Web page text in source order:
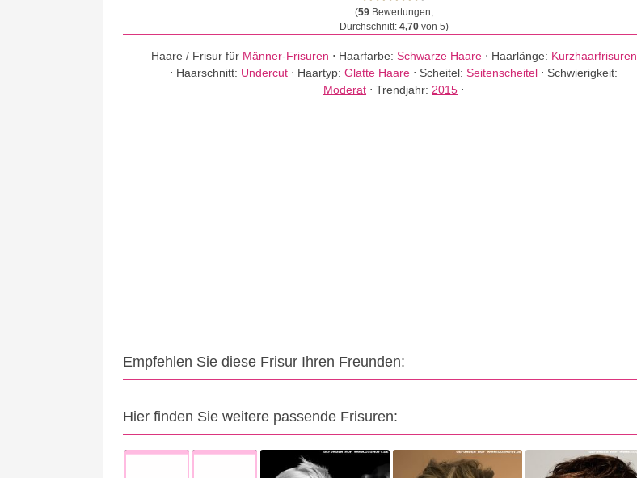
(59Bewertungen,
Durchschnitt: 4,70von 5)
Haare / Frisur für Männer-Frisuren ⋅ Haarfarbe: Schwarze Haare⋅ Haarlänge: Kurzhaarfrisuren
⋅ Haarschnitt: Undercut ⋅ Haartyp:Glatte Haare ⋅ Scheitel:Seitenscheitel ⋅ Schwierigkeit:
Moderat ⋅Trendjahr: 2015 ⋅
Empfehlen Sie diese Frisur Ihren Freunden:
Hier finden Sie weitere passende Frisuren: